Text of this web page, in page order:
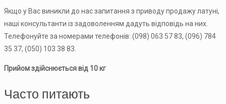
Якщо у Вас виникли до нас запитання з приводу продажу латуні,
наші консультанти із задоволенням дадуть відповідь на них.
Телефонуйте за номерами телефонів: (098) 063 57 83, (096) 784
35 37, (050) 103 38 83.
Прийом здійснюється від 10 кг
Часто питають